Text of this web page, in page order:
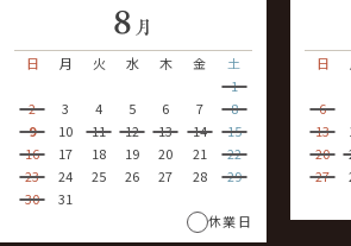
8 月
日
月 火 水 木 金
土
1
2
3 4 5 6 7
8
9
10 11 12 13 14
15
16
17 18 19 20 21
22
23
24 25 26 27 28
29
30
31
休業日
日
6
13
20
27